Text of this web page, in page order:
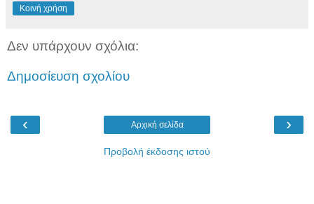
Κοινή χρήση
Δεν υπάρχουν σχόλια:
Δημοσίευση σχολίου
‹ ›
Αρχική σελίδα
Προβολή έκδοσης ιστού